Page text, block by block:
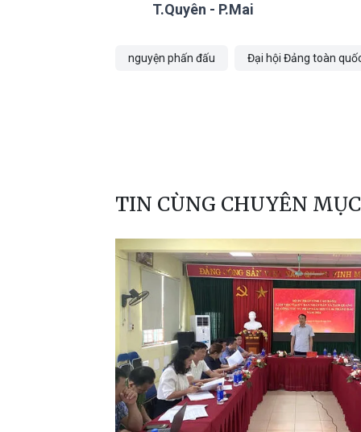
T.Quyên - P.Mai
nguyện phấn đấu Đại hội Đảng toàn
TIN CÙNG CHUYÊN MỤC